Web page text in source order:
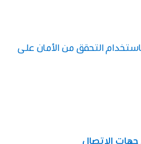
التحقق من الأمان على
جهات الاتصال